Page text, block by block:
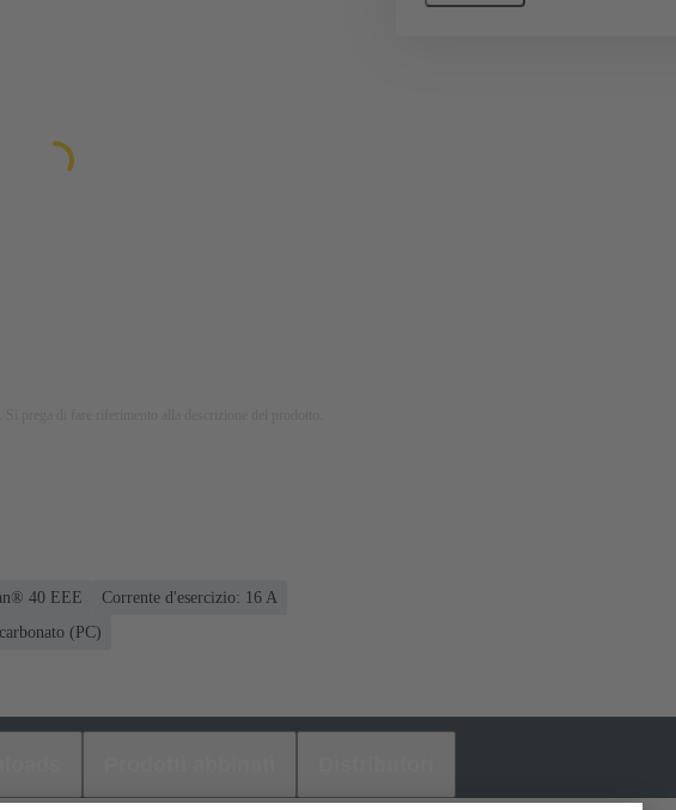
40 EEE
Corrente d'esercizio: ‌16 A
(PC)